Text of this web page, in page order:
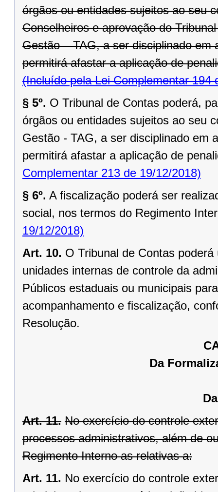
órgãos ou entidades sujeitos ao seu
Conselheiros e aprovação do
Gestão – TAG, a ser disciplinado
permitirá afastar a aplicação de
(Incluído pela Lei Complementar 194
§ 5º. O Tribunal de Contas poderá,
órgãos ou entidades sujeitos ao seu
Gestão - TAG, a ser disciplinado em
permitirá afastar a aplicação de
Complementar 213 de 19/12/2018)
§ 6º. A fiscalização poderá ser
social, nos termos do Regimento
19/12/2018)
Art. 10. O Tribunal de Contas
unidades internas de controle da
Públicos estaduais ou municipais
acompanhamento e fiscalização,
Resolução.
Da
Art. 11. No exercício do controle
processos administrativos, além de
Regimento Interno as relativas a:
Art. 11. No exercício do controle